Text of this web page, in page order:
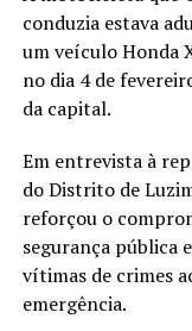
conduzia estava
um veículo Honda
no dia 4 de
da capital.
Em entrevista à
do Distrito de
reforçou o
segurança pública
vítimas de crimes
emergência.